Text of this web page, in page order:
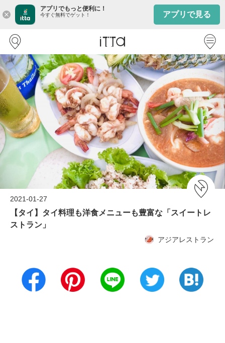
close
アプリでもっと便利に！
今すぐ無料でゲット！ アプリで見る
2021-01-27
【タイ】タイ料理も洋食メニューも豊富な「スイートレ
ストラン」
アジアレストラン